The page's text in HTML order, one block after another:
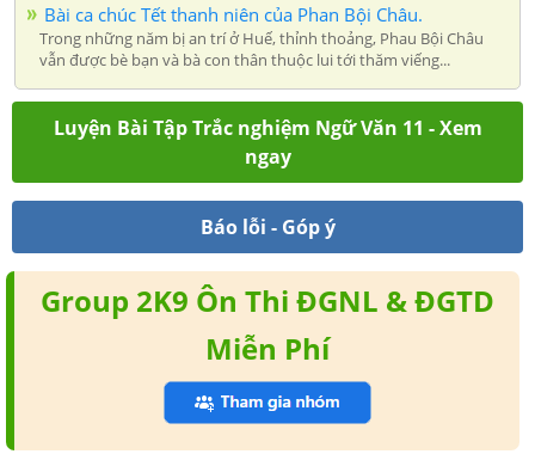
Bài ca chúc Tết thanh niên của Phan Bội Châu.
Trong những năm bị an trí ở Huế, thỉnh thoảng, Phau Bội Châu
vẫn được bè bạn và bà con thân thuộc lui tới thăm viếng...
Luyện Bài Tập Trắc nghiệm Ngữ Văn 11 - Xem
ngay
Báo lỗi - Góp ý
Group 2K9 Ôn Thi ĐGNL & ĐGTD
Miễn Phí